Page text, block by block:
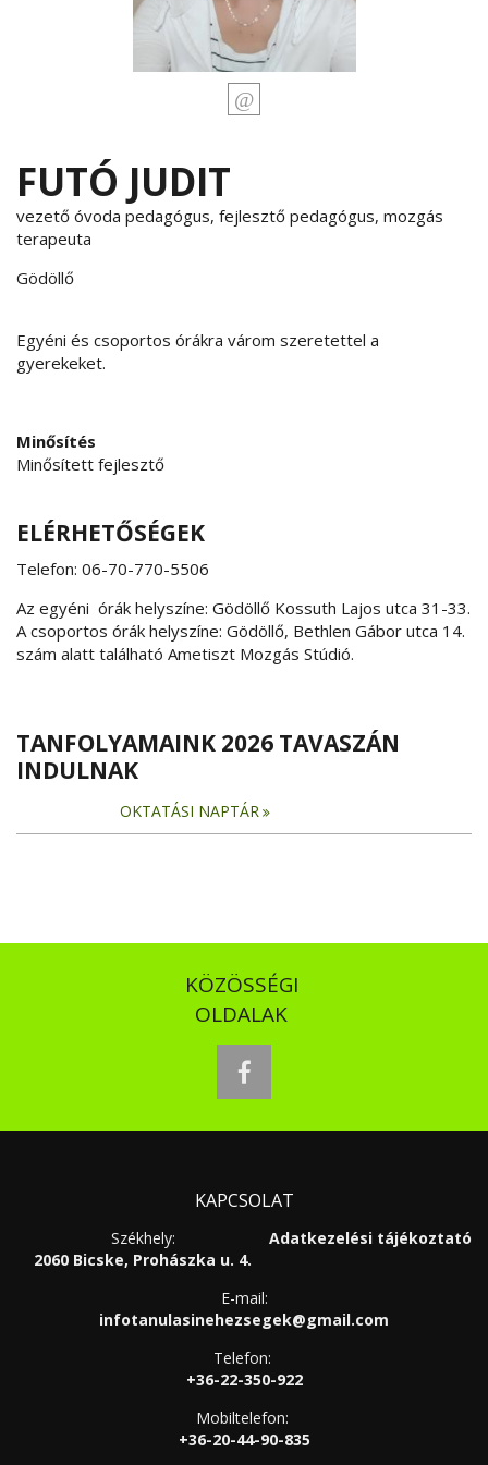
FUTÓ JUDIT
vezető óvoda pedagógus, fejlesztő pedagógus, mozgás
terapeuta
Gödöllő
Egyéni és csoportos órákra várom szeretettel a
gyerekeket.
Minősítés
Minősített fejlesztő
ELÉRHETŐSÉGEK
Telefon: 06-70-770-5506
Az egyéni órák helyszíne: Gödöllő Kossuth Lajos utca 31-33.
A csoportos órák helyszíne: Gödöllő, Bethlen Gábor utca 14.
szám alatt található Ametiszt Mozgás Stúdió.
TANFOLYAMAINK 2026 TAVASZÁN
INDULNAK
OKTATÁSI NAPTÁR
KÖZÖSSÉGI
OLDALAK
facebook
KAPCSOLAT
Adatkezelési tájékoztató
Székhely:
2060 Bicske, Prohászka u. 4.
E-mail:
infotanulasinehezsegek@gmail.com
Telefon:
+36-22-350-922
Mobiltelefon:
+36-20-44-90-835